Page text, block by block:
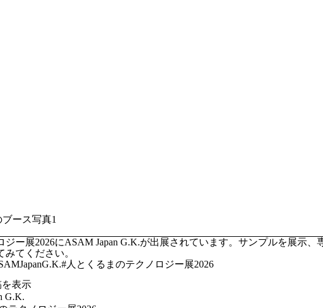
ジー展2026にASAM Japan G.K.が出展されています。サンプルを展示
てください。
人とくるまのテクノロジー展2026
表示
G.K.